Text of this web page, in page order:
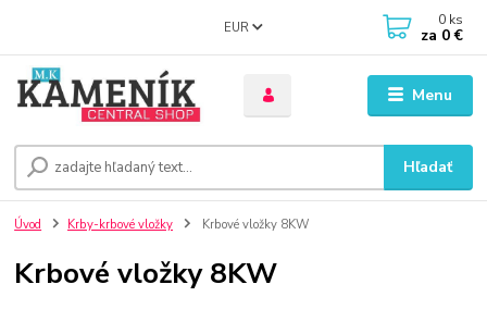
Menu
EUR
Hľadať
0 ks
za 0 €
Úvod Krby-krbové vložky Krbové vložky 8KW
Krbové vložky 8KW